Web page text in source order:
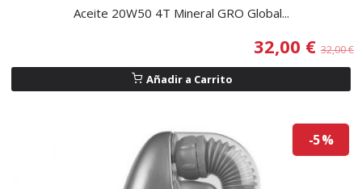
Aceite 20W50 4T Mineral GRO Global...
32,00 € 32,00 €
Añadir a Carrito
-5 %